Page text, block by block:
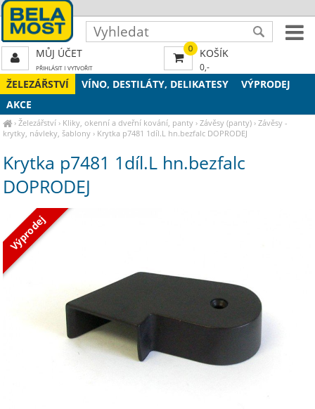
ŽELEZÁŘSTVÍ VÍNO, DESTILÁTY, DELIKATESY
VÝPRODEJ
AKCE
›Železářství › Kliky, okenní a dveřní kování, panty ›Závěsy (panty) ›Závěsy -
krytky, návleky, šablony › Krytka p7481 1díl.L hn.bezfalc DOPRODEJ
Krytka p7481 1díl.L hn.bezfalc
DOPRODEJ
Výprodej
0 KOŠÍK
0,-
MŮJ ÚČET
PŘIHLÁSIT| VYTVOŘIT